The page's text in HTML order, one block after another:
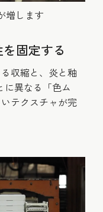
増します
固定する
収縮と、炎と釉
に異なる「色ム
テクスチャが完